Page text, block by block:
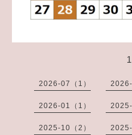
1
2026-07（1） 2026-
2026-01（1） 2025-
2025-10（2） 2025-